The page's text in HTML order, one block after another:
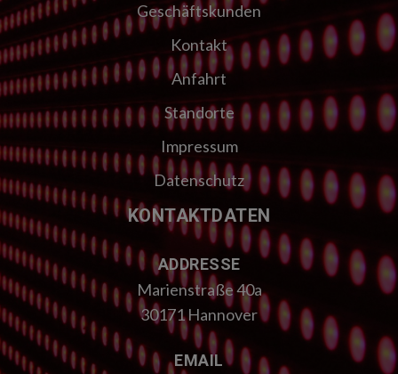
Geschäftskunden
Kontakt
Anfahrt
Standorte
Impressum
Datenschutz
KONTAKTDATEN
ADDRESSE
Marienstraße 40a
30171 Hannover
EMAIL